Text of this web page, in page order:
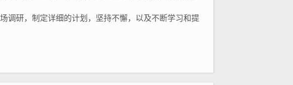
调研，制定详细的计划，坚持不懈，以及不断学习和提